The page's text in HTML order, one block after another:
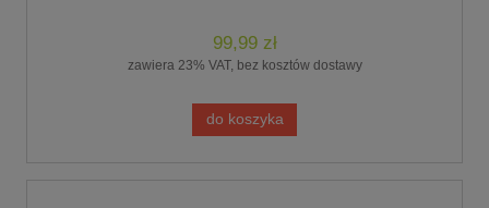
99,99 zł
zawiera 23% VAT, bez kosztów dostawy
do koszyka